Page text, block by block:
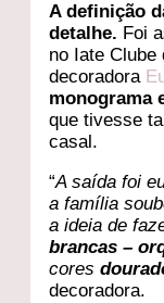
A definição
detalhe. Foi
no Iate
decoradora
monograma
que tivesse
casal.
“A saída foi
a família
a ideia de
brancas –
cores
decoradora.